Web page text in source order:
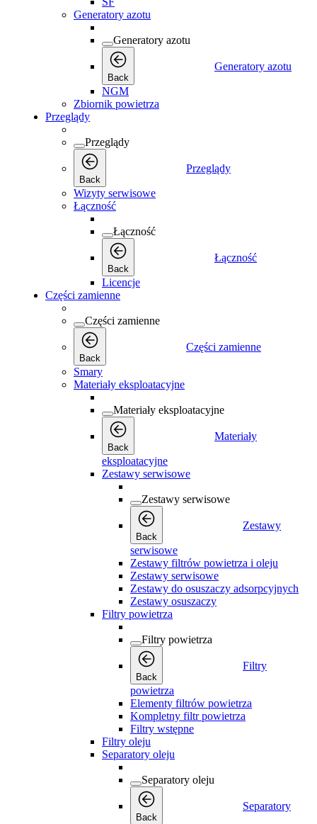
Generatory azotu
Generatory azotu
Back
Generatory azotu
NGM
Zbiornik powietrza
Przeglądy
Przeglądy
Back
Przeglądy
Wizyty serwisowe
Łączność
Łączność
Back
Łączność
Licencje
Części zamienne
Części zamienne
Back
Części zamienne
Smary
Materiały eksploatacyjne
Materiały eksploatacyjne
Back
Materiały
eksploatacyjne
Zestawy serwisowe
Zestawy serwisowe
Back
Zestawy
serwisowe
Zestawy filtrów powietrza i oleju
Zestawy serwisowe
Zestawy do osuszaczy adsorpcyjnych
Zestawy osuszaczy
Filtry powietrza
Filtry powietrza
Back
Filtry
powietrza
Elementy filtrów powietrza
Kompletny filtr powietrza
Filtry wstępne
Filtry oleju
Separatory oleju
Separatory oleju
Back
Separatory